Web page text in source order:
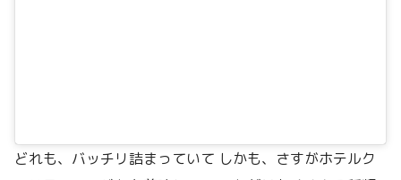
どれも、バッチリ詰まっていて しかも、さすがホテルク